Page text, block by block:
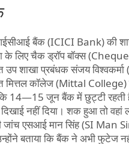
बैंक (ICICI Bank) की
के लिए चैक ड्रॉप बॉक्स
शाखा प्रबंधक संजय
कॉलेज (Mittal College)
14—15 जून बैंक में छुट्टी
नहीं दिया। शक हुआ तो वहां
जांच एसआई मान सिंह (SI Man
बताया कि बैंक ने अभी फुटेज